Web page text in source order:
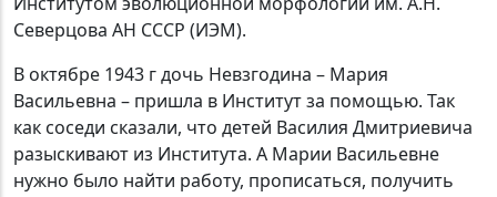
Северцова АН СССР (ИЭМ).
В октябре 1943 г дочь Невзгодина – Мария
Васильевна – пришла в Институт за помощью. Так
как соседи сказали, что детей Василия Дмитриевича
разыскивают из Института. А Марии Васильевне
нужно было найти работу, прописаться, получить